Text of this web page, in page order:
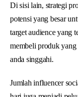
Di sisi lain, strategi
potensi yang besar
target audience yang
membeli produk yang
anda singgahi.
Jumlah influencer